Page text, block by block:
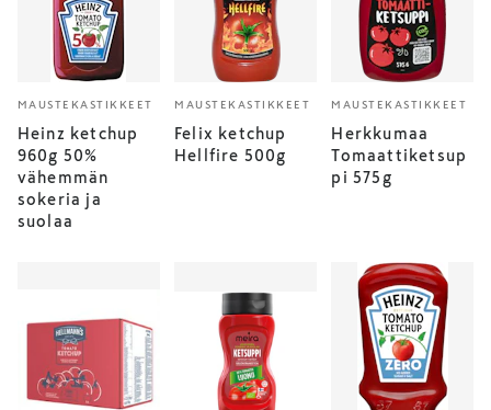
MAUSTEKASTIKKEET
Heinz ketchup
960g 50%
vähemmän
sokeria ja
suolaa
MAUSTEKASTIKKEET
Felix ketchup
Hellfire 500g
MAUSTEKASTIKKEET
Herkkumaa
Tomaattiketsup
pi 575g